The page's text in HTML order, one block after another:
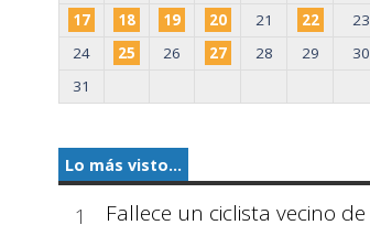
17
18 19 20 21 22
23
24
25 26 27 28 29
30
31
Lo más visto...
1 Fallece un ciclista vecino de